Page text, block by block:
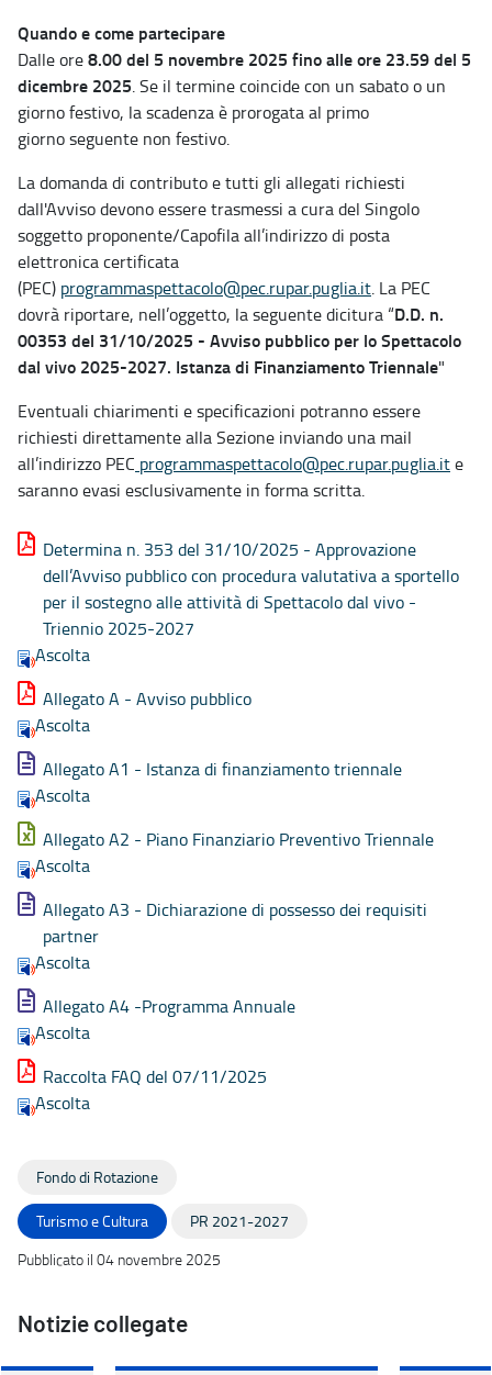
Quando e come partecipare
Dalle ore8.00 del 5 novembre 2025 fino alle ore 23.59 del 5
dicembre 2025. Se il termine coincide con un sabato o un
giorno festivo, la scadenza è prorogata al primo
giorno seguente non festivo.
La domanda di contributo e tutti gli allegati richiesti
dall'Avviso devono essere trasmessi a cura del Singolo
soggetto proponente/Capofila all’indirizzo di posta
elettronica certificata
(PEC) programmaspettacolo@pec.rupar.puglia.it. La PEC
dovrà riportare, nell’oggetto, la seguente dicitura “D.D. n.
00353 del 31/10/2025 - Avviso pubblico per lo Spettacolo
dal vivo 2025-2027. Istanza di Finanziamento Triennale"
Eventuali chiarimenti e specificazioni potranno essere
richiesti direttamente alla Sezione inviando una mail
all’indirizzo PEC programmaspettacolo@pec.rupar.puglia.ite
saranno evasi esclusivamente in forma scritta.
Determina n. 353 del 31/10/2025 - Approvazione
dell’Avviso pubblico con procedura valutativa a sportello
per il sostegno alle attività di Spettacolo dal vivo -
Triennio 2025-2027
Ascolta
Allegato A - Avviso pubblico
Ascolta
Allegato A1 - Istanza di finanziamento triennale
Ascolta
Allegato A2 - Piano Finanziario Preventivo Triennale
Ascolta
Allegato A3 - Dichiarazione di possesso dei requisiti
partner
Ascolta
Allegato A4 -Programma Annuale
Ascolta
Raccolta FAQ del 07/11/2025
Ascolta
Fondo di Rotazione
Turismo e Cultura
PR 2021-2027
Pubblicato il 04 novembre 2025
Notizie collegate